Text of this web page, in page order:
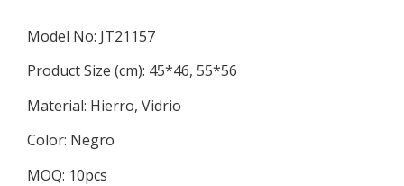
Model No: JT21157
Product Size (cm): 45*46, 55*56
Material: Hierro, Vidrio
Color: Negro
MOQ: 10pcs